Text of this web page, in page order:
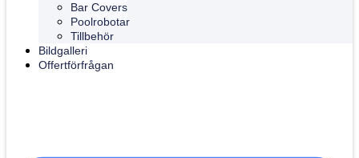
Bar Covers
Poolrobotar
Tillbehör
Bildgalleri
Offertförfrågan